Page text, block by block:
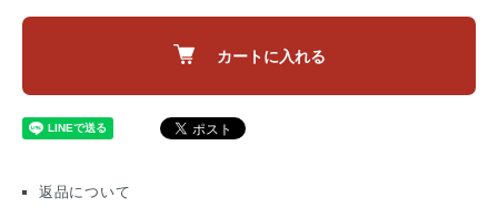
カートに入れる
返品について